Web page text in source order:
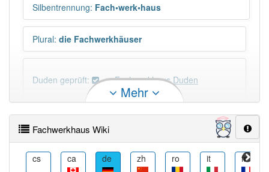
Silbentrennung: Fach•werk•haus
Plural: die Fachwerkhäuser
Duden geprüft: Fachwerkhaus Duden
PowerIndex:13
Mehr
Fachwerkhaus Wiki
cs ca de zh ro it fr